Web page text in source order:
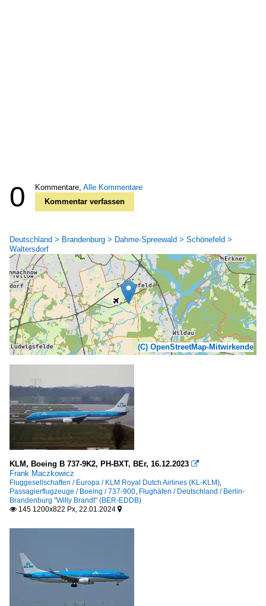
0 Kommentare, Alle Kommentare
Kommentar verfassen
Deutschland > Brandenburg > Dahme-Spreewald > Schönefeld >
Waltersdorf
(C) OpenStreetMap-Mitwirkende
KLM, Boeing B 737-9K2, PH-BXT, BEr, 16.12.2023 
Frank Maczkowicz
Fluggesellschaften / Europa / KLM Royal Dutch Airlines (KL-KLM),
Passagierflugzeuge / Boeing / 737-900, Flughäfen / Deutschland / Berlin-
Brandenburg "Willy Brandt" (BER-EDDB)
 145 1200x822 Px, 22.01.2024 